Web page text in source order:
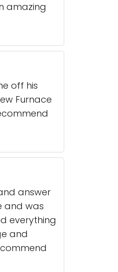
amazing
off his
Furnace
answer
and was
everything
and